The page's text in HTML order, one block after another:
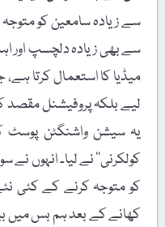
سے زیادہ سامعین کو
سے بھی زیادہ دلچسپ اور
میڈیا کا استعمال کرتا
لیے بلکہ پروفیشنل مقصد
یہ سیشن واشنگٹن پوسٹ کی
کولکرنی‘‘ نے لیا۔ انہوں نے
کو متوجہ کرنے کے کئی نئے
کھانے کے بعد ہم بس میں